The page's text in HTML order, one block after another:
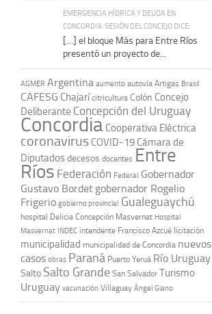
EMERGENCIA HÍDRICA Y DEUDA EN
CONCORDIA: SESIÓN DEL CONCEJO DICE:
[…] el bloque Más para Entre Ríos
presentó un proyecto de...
AGMER Argentina aumento autovía Artigas Brasil
CAFESG Chajarí citricultura Colón Concejo
Deliberante Concepción del Uruguay
Concordia Cooperativa Eléctrica
coronavirus COVID-19 Cámara de
Diputadosdecesos docentes Entre
Ríos Federación Federal Gobernador
Gustavo Bordet gobernador Rogelio
Frigerio gobierno provincial Gualeguaychú
hospital Delicia Concepción Masvernat Hospital
Masvernat INDEC intendente Francisco Azcué licitación
municipalidad municipalidad de Concordia nuevos
casos obras Paraná Puerto Yeruá Río Uruguay
Salto Salto Grande San Salvador Turismo
Uruguay vacunación Villaguay Ángel Giano